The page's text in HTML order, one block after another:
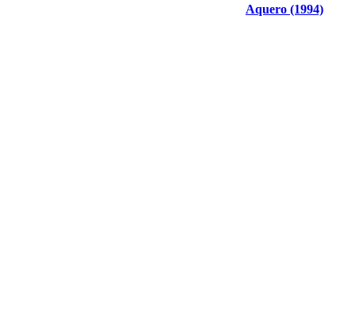
Aquero (1994)